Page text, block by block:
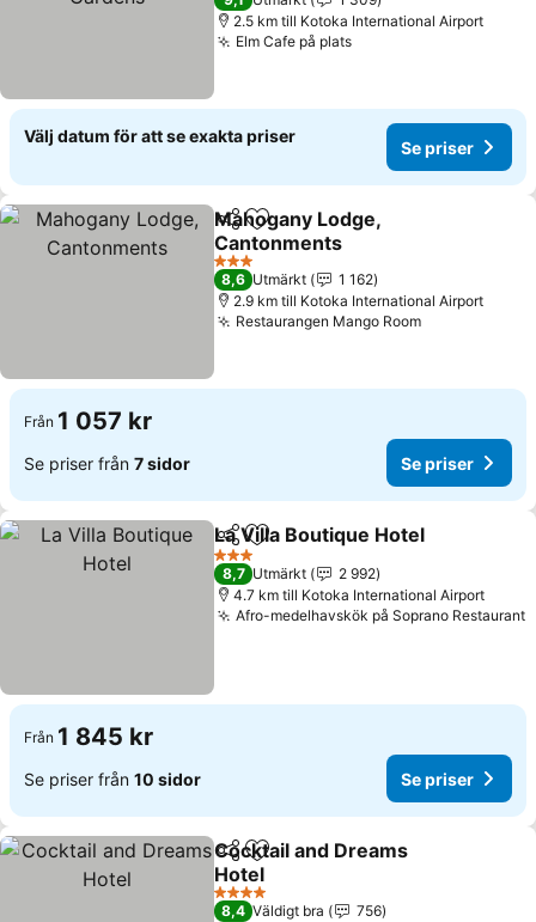
2.5 km till Kotoka International Airport
Elm Cafe på platsSe priser
Välj datum för att se exakta priser
Se priser
Dela Lägg till i Mina Favoriter
Mahogany Lodge,
Cantonments
Se priser
3 Stjärnor
8,6 Utmärkt
1 162
2.9 km till Kotoka International Airport
Restaurangen Mango RoomSe priser
Från 1 057 kr
Se priser från 7 sidor Se priser
Dela Lägg till i Mina Favoriter
La Villa Boutique Hotel
3 Stjärnor
8,7 Utmärkt
2 992
4.7 km till Kotoka International Airport
Afro-medelhavskök på Soprano Restaurant
Från 1 845 kr
Se priser från 10 sidor Se priser
Dela Lägg till i Mina Favoriter
Cocktail and Dreams
Hotel
Se priser
4 Stjärnor
8,4 Väldigt bra
756